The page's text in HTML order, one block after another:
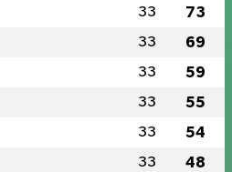
33 73
33 69
33 59
33 55
33 54
33 48